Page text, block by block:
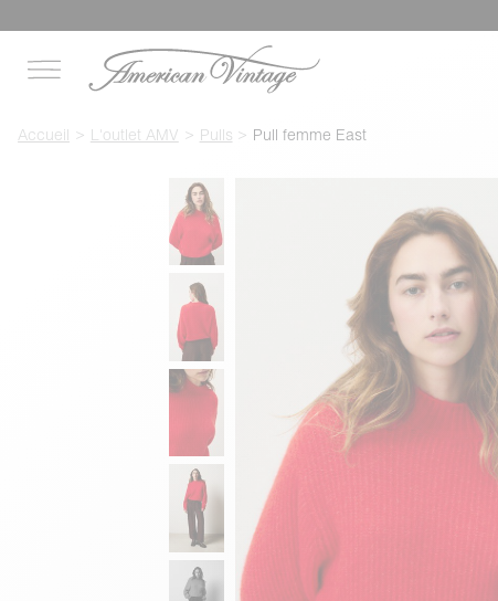
Accueil L'outlet AMV Pulls Pull femme East